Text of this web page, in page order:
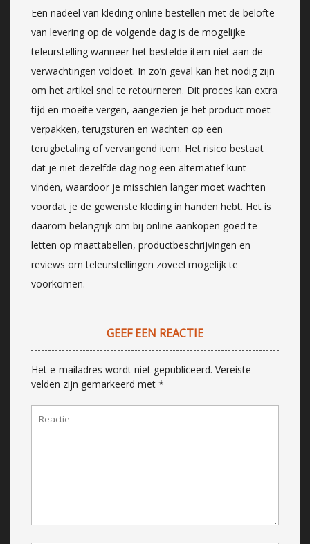
Een nadeel van kleding online bestellen met de belofte
van levering op de volgende dag is de mogelijke
teleurstelling wanneer het bestelde item niet aan de
verwachtingen voldoet. In zo’n geval kan het nodig zijn
om het artikel snel te retourneren. Dit proces kan extra
tijd en moeite vergen, aangezien je het product moet
verpakken, terugsturen en wachten op een
terugbetaling of vervangend item. Het risico bestaat
dat je niet dezelfde dag nog een alternatief kunt
vinden, waardoor je misschien langer moet wachten
voordat je de gewenste kleding in handen hebt. Het is
daarom belangrijk om bij online aankopen goed te
letten op maattabellen, productbeschrijvingen en
reviews om teleurstellingen zoveel mogelijk te
voorkomen.
GEEF EEN REACTIE
Het e-mailadres wordt niet gepubliceerd. Vereiste
velden zijn gemarkeerd met *